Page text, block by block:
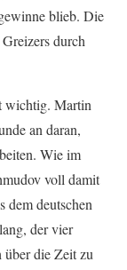
blieb. Die
durch
wichtig. Martin
an daran,
Wie im
voll damit
dem deutschen
der vier
über die Zeit zu